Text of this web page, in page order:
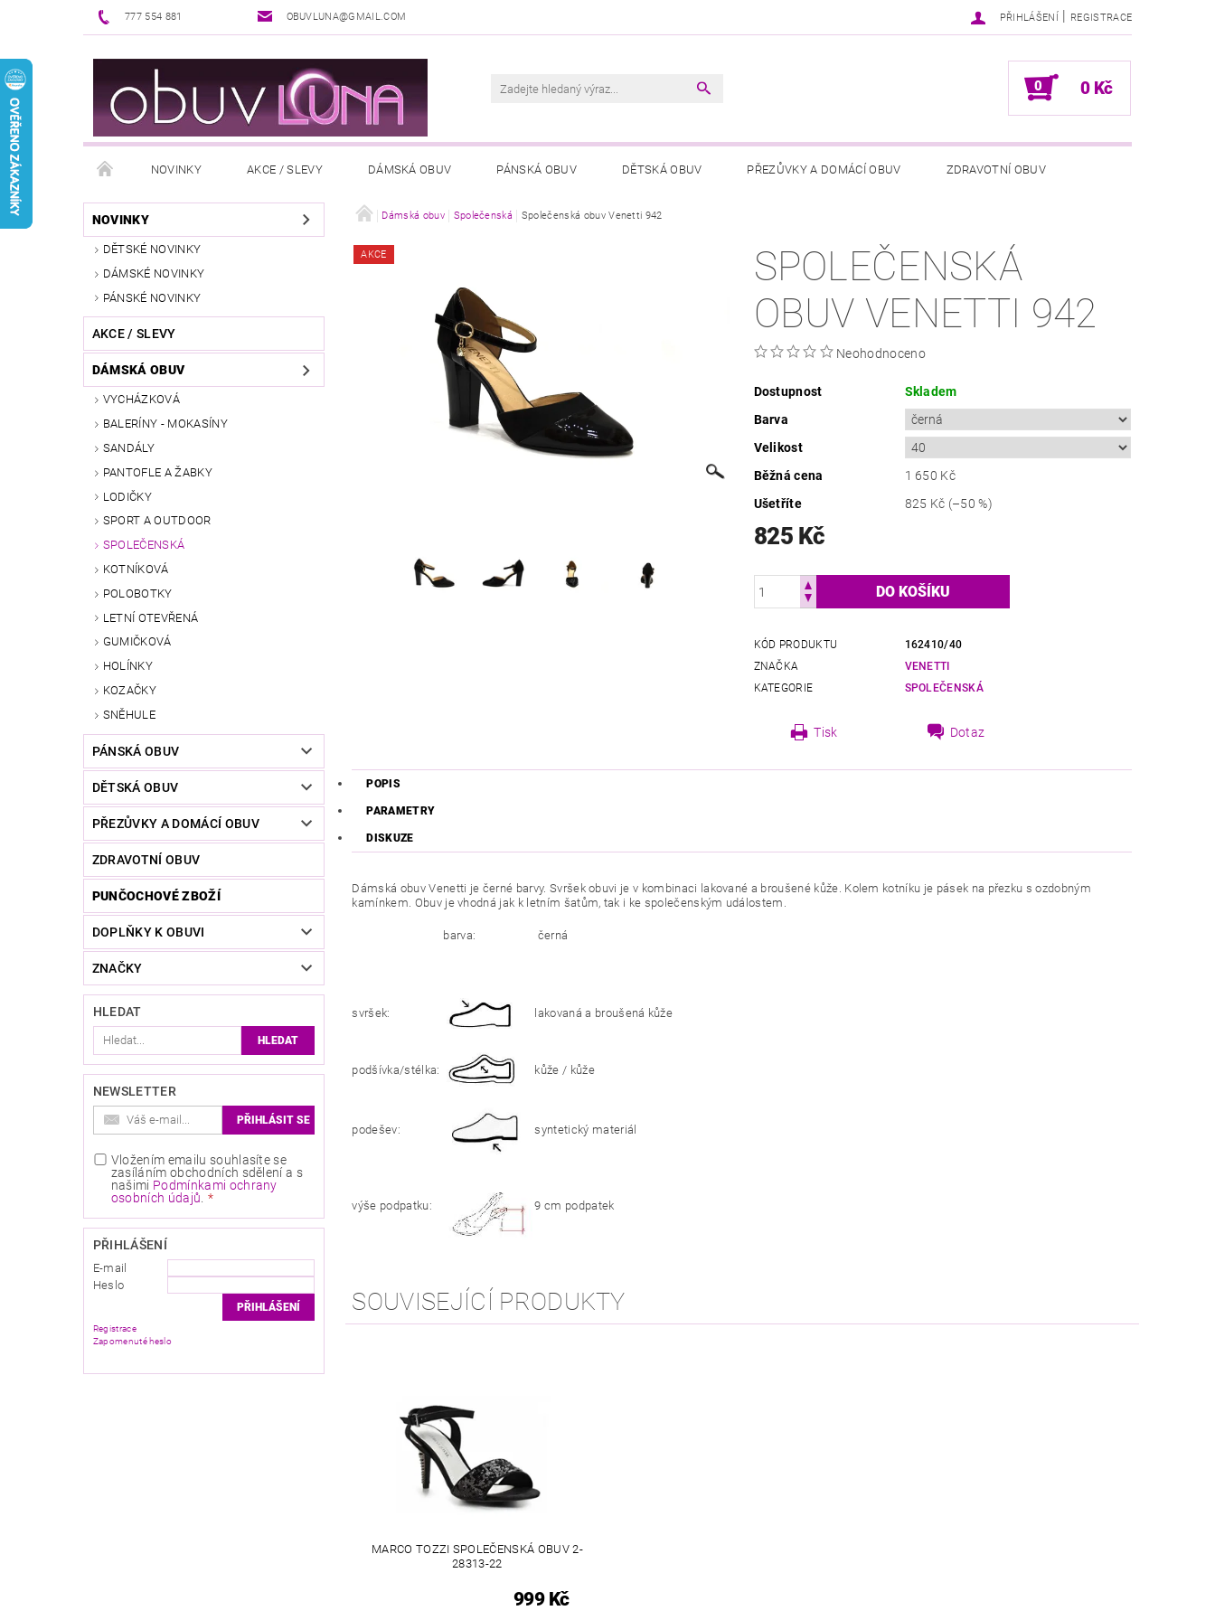
777 554 881 OBUVLUNA@GMAIL.COM PŘIHLÁŠENÍ | REGISTRACE
0 0 Kč
NOVINKY AKCE / SLEVY DÁMSKÁ OBUV PÁNSKÁ OBUV DĚTSKÁ OBUV PŘEZŮVKY A DOMÁCÍ OBUV ZDRAVOTNÍ OBUV
PUNČOCHOVÉ ZBOŽÍ DOPLŇKY K OBUVI VŠEOBECNÉ OBCHODNÍ PODMÍNKY PODMÍNKY OCHRANY OSOBNÍCH ÚDAJŮ
REKLAMAČNÍ ŘÁD OŠETŘOVÁNÍ A ÚDRŽBA
NOVINKY
DĚTSKÉ NOVINKY
DÁMSKÉ NOVINKY
PÁNSKÉ NOVINKY
AKCE / SLEVY
DÁMSKÁ OBUV
VYCHÁZKOVÁ
BALERÍNY - MOKASÍNY
SANDÁLY
PANTOFLE A ŽABKY
LODIČKY
SPORT A OUTDOOR
SPOLEČENSKÁ
KOTNÍKOVÁ
POLOBOTKY
LETNÍ OTEVŘENÁ
GUMIČKOVÁ
HOLÍNKY
KOZAČKY
SNĚHULE
PÁNSKÁ OBUV
DĚTSKÁ OBUV
PŘEZŮVKY A DOMÁCÍ OBUV
ZDRAVOTNÍ OBUV
PUNČOCHOVÉ ZBOŽÍ
DOPLŇKY K OBUVI
ZNAČKY
HLEDAT
NEWSLETTER
Vložením emailu souhlasíte se
zasíláním obchodních sdělení a s
našimi Podmínkami ochrany
osobních údajů
PŘIHLÁŠENÍ
E-mail
Heslo
Registrace
Zapomenuté heslo
Dámská obuv Společenská Společenská obuv Venetti 942
AKCE
SPOLEČENSKÁ
OBUV VENETTI 942
Neohodnoceno
Dostupnost
Skladem
Barva
Velikost
Běžná cena
1 650 Kč
Ušetříte
825 Kč (–50 %)
825 Kč
KÓD PRODUKTU
162410/40
ZNAČKA
VENETTI
KATEGORIE
SPOLEČENSKÁ
Tisk Dotaz
POPIS
PARAMETRY
DISKUZE
Dámská obuv Venetti je černé barvy. Svršek obuvi je v kombinaci lakované a broušené kůže. Kolem kotníku je pásek na přezku s ozdobným
kamínkem. Obuv je vhodná jak k letním šatům, tak i ke společenským událostem.
barva: černá
svršek: lakovaná a broušená kůže
podšívka/stélka: kůže / kůže
podešev: syntetický materiál
výše podpatku: 9 cm podpatek
SOUVISEJÍCÍ PRODUKTY
MARCO TOZZI SPOLEČENSKÁ OBUV 2-
28313-22
999 Kč